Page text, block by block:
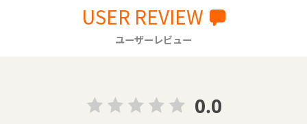
USER REVIEW
ユーザーレビュー
0.0